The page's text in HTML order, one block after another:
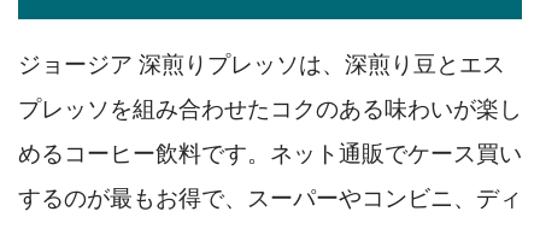
ジョージア 深煎りプレッソは、深煎り豆とエス
プレッソを組み合わせたコクのある味わいが楽し
めるコーヒー飲料です。ネット通販でケース買い
するのが最もお得で、スーパーやコンビニ、ディ